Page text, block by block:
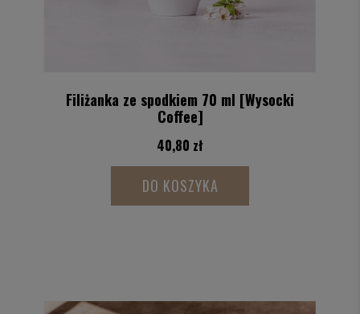
Filiżanka ze spodkiem 70 ml [Wysocki
Coffee]
40,80 zł
DO KOSZYKA